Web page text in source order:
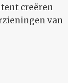
creëren
van